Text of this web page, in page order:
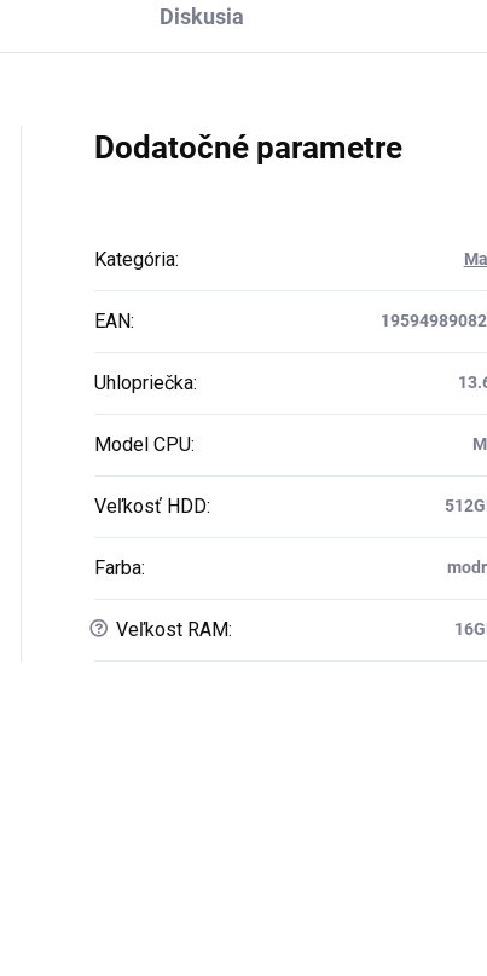
Diskusia
Dodatočné parametre
Kategória:
EAN:
Uhlopriečka:
Model CPU:
Veľkosť HDD:
Farba:
? Veľkost RAM: